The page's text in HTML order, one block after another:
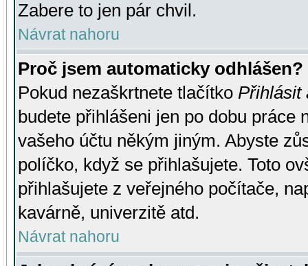
Zabere to jen pár chvil.
Návrat nahoru
Proč jsem automaticky odhlášen?
Pokud nezaškrtnete tlačítko Přihlásit
budete přihlášeni jen po dobu práce
vašeho účtu někým jiným. Abyste
políčko, když se přihlašujete. Toto
přihlašujete z veřejného počítače,
kavárně, univerzitě atd.
Návrat nahoru